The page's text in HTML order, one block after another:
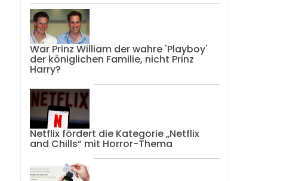
War Prinz William der wahre 'Playboy'
der königlichen Familie, nicht Prinz
Harry?
Netflix fördert die Kategorie „Netflix
and Chills“ mit Horror-Thema